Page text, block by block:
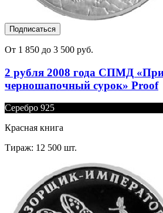
Подписаться
От 1 850 до 3 500 руб.
2 рубля 2008 года СПМД
черношапочный сурок» Proof
Серебро 925
Красная книга
Тираж: 12 500 шт.